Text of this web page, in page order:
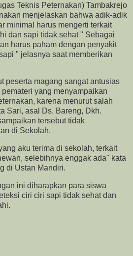
Teknis Peternakan) Tambakrejo
menjelaskan bahwa adik-adik
minimal harus mengerti terkait
dan sapi tidak sehat " Sebagai
harus paham dengan penyakit
" jelasnya saat memberikan
peserta magang sangat antusias
yang menyampaikan
karena menurut salah
Sari, asal Ds. Bareng, Dkh.
tersebut tidak
di Sekolah.
aku terima di sekolah, terkait
selebihnya enggak ada" kata
di Ustan Mandiri.
ini diharapkan para siswa
ciri ciri sapi tidak sehat dan